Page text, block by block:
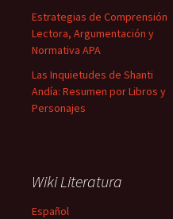
Estrategias de Comprensión
Lectora, Argumentación y
Normativa APA
Las Inquietudes de Shanti
Andía: Resumen por Libros y
Personajes
Wiki Literatura
Español